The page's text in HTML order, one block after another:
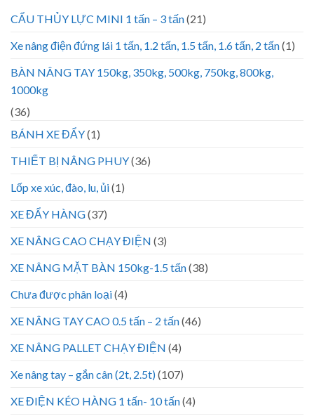
CẨU THỦY LỰC MINI 1 tấn – 3 tấn(21)
Xe nâng điện đứng lái 1 tấn, 1.2 tấn, 1.5 tấn, 1.6 tấn, 2 tấn(1)
BÀN NÂNG TAY 150kg, 350kg, 500kg, 750kg, 800kg,
1000kg
(36)
BÁNH XE ĐẨY(1)
THIẾT BỊ NÂNG PHUY(36)
Lốp xe xúc, đào, lu, ủi(1)
XE ĐẨY HÀNG(37)
XE NÂNG CAO CHẠY ĐIỆN (3)
XE NÂNG MẶT BÀN 150kg-1.5 tấn(38)
Chưa được phân loại(4)
XE NÂNG TAY CAO 0.5 tấn – 2 tấn(46)
XE NÂNG PALLET CHẠY ĐIỆN (4)
Xe nâng tay – gắn cân (2t, 2.5t)(107)
XE ĐIỆN KÉO HÀNG 1 tấn- 10 tấn(4)